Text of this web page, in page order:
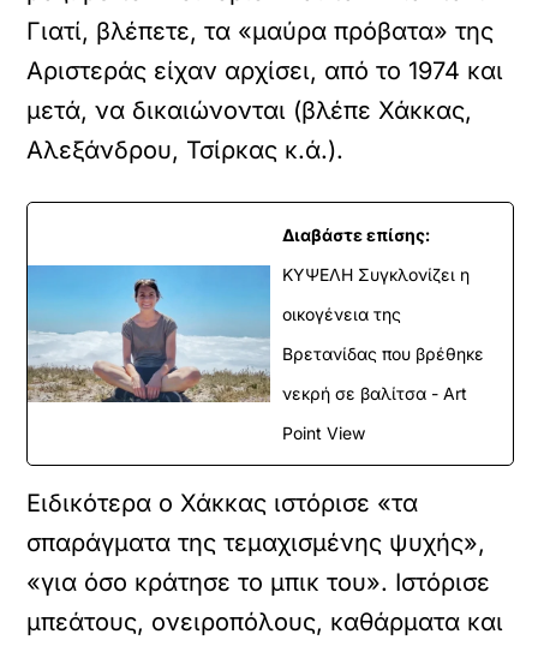
Γιατί, βλέπετε, τα «μαύρα πρόβατα» της
Αριστεράς είχαν αρχίσει, από το 1974 και
μετά, να δικαιώνονται (βλέπε Χάκκας,
Αλεξάνδρου, Τσίρκας κ.ά.).
Διαβάστε επίσης:
ΚΥΨΕΛΗ Συγκλονίζει η
οικογένεια της
Βρετανίδας που βρέθηκε
νεκρή σε βαλίτσα - Art
Point View
Ειδικότερα ο Χάκκας ιστόρισε «τα
σπαράγματα της τεμαχισμένης ψυχής»,
«για όσο κράτησε το μπικ του». Ιστόρισε
μπεάτους, ονειροπόλους, καθάρματα και